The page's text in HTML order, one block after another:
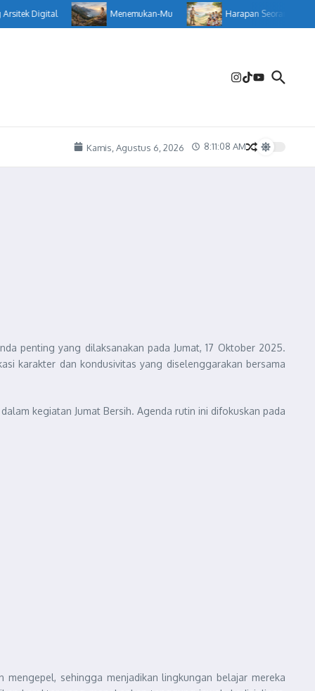
Digital Menemukan-Mu Harapan Seorang Guru
Kamis, Agustus 6, 2026 8:11:09 AM
penting yang dilaksanakan pada Jumat, 17 Oktober 2025.
karakter dan kondusivitas yang diselenggarakan bersama
kegiatan Jumat Bersih. Agenda rutin ini difokuskan pada
sehingga menjadikan lingkungan belajar mereka